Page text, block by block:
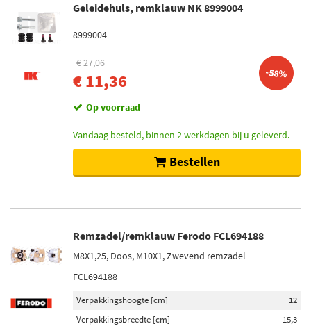
Geleidehuls, remklauw NK 8999004
8999004
€ 27,06
€ 11,36 -58%
Op voorraad
Vandaag besteld, binnen 2 werkdagen bij u geleverd.
Bestellen
Remzadel/remklauw Ferodo FCL694188
M8X1,25, Doos, M10X1, Zwevend remzadel
FCL694188
Verpakkingshoogte [cm]
12
Verpakkingsbreedte [cm]
15,3